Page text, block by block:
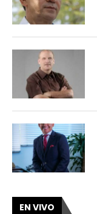
EN VIVO